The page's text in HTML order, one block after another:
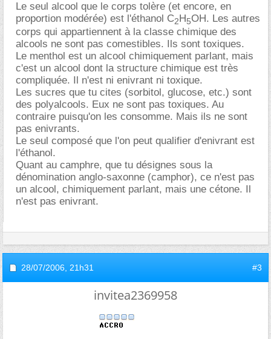
Le seul alcool que le corps tolère (et encore, en
proportion modérée) est l'éthanol C2H5OH. Les autres
corps qui appartiennent à la classe chimique des
alcools ne sont pas comestibles. Ils sont toxiques.
Le menthol est un alcool chimiquement parlant, mais
c'est un alcool dont la structure chimique est très
compliquée. Il n'est ni enivrant ni toxique.
Les sucres que tu cites (sorbitol, glucose, etc.) sont
des polyalcools. Eux ne sont pas toxiques. Au
contraire puisqu'on les consomme. Mais ils ne sont
pas enivrants.
Le seul composé que l'on peut qualifier d'enivrant est
l'éthanol.
Quant au camphre, que tu désignes sous la
dénomination anglo-saxonne (camphor), ce n'est pas
un alcool, chimiquement parlant, mais une cétone. Il
n'est pas enivrant.
28/07/2006, 21h31 #3
invitea2369958